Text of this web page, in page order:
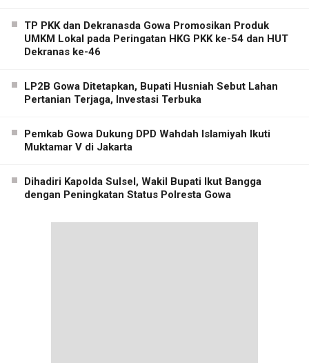
TP PKK dan Dekranasda Gowa Promosikan Produk
UMKM Lokal pada Peringatan HKG PKK ke-54 dan HUT
Dekranas ke-46
LP2B Gowa Ditetapkan, Bupati Husniah Sebut Lahan
Pertanian Terjaga, Investasi Terbuka
Pemkab Gowa Dukung DPD Wahdah Islamiyah Ikuti
Muktamar V di Jakarta
Dihadiri Kapolda Sulsel, Wakil Bupati Ikut Bangga
dengan Peningkatan Status Polresta Gowa